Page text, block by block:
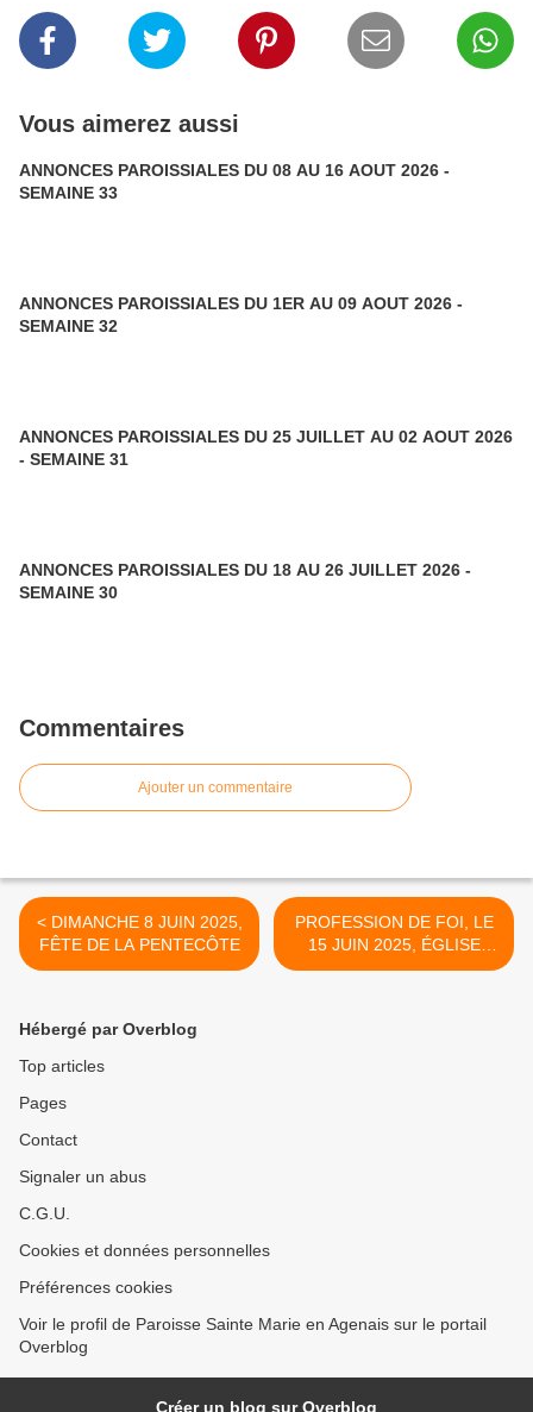
Vous aimerez aussi
ANNONCES PAROISSIALES DU 08 AU 16 AOUT 2026 -
SEMAINE 33
ANNONCES PAROISSIALES DU 1ER AU 09 AOUT 2026 -
SEMAINE 32
ANNONCES PAROISSIALES DU 25 JUILLET AU 02 AOUT 2026
- SEMAINE 31
ANNONCES PAROISSIALES DU 18 AU 26 JUILLET 2026 -
SEMAINE 30
Commentaires
Ajouter un commentaire
< DIMANCHE 8 JUIN 2025,
FÊTE DE LA PENTECÔTE
PROFESSION DE FOI, LE
15 JUIN 2025, ÉGLISE
SAINT-PIERRE-ÈS-LIENS À
Hébergé par Overblog
Top articles
Pages
Contact
Signaler un abus
C.G.U.
Cookies et données personnelles
Préférences cookies
Voir le profil de Paroisse Sainte Marie en Agenais sur le portail
Overblog
Créer un blog sur Overblog